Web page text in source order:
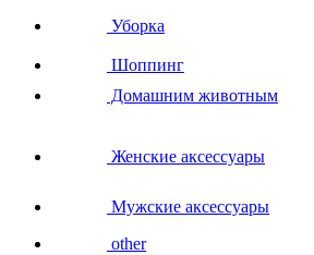
Уборка
Шоппинг
Домашним животным
Женские аксессуары
Мужские аксессуары
other